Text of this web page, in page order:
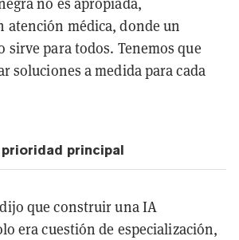
atención médica, donde un
sirve para todos. Tenemos que
soluciones a medida para cada
principal
que construir una IA
era cuestión de especialización,